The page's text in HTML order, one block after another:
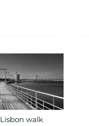
Lisbon walk